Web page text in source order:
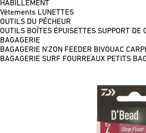
HABILLEMENT
Vêtements LUNETTES
OUTILS DU PÊCHEUR
OUTILS BOÎTES ÉPUISETTES SUPPORT DE
BAGAGERIE
BAGAGERIE N'ZON FEEDER BIVOUAC
BAGAGERIE SURF FOURREAUX PETITS